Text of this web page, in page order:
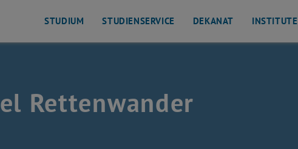
STUDIUM STUDIENSERVICE DEKANAT INSTITUTE
Rettenwander